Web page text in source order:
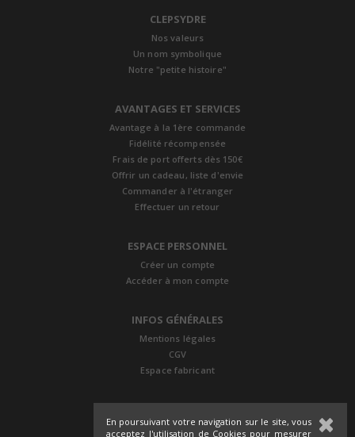
En poursuivant votre navigation sur le site, vous
acceptez l'utilisation de Cookies pour mesurer
CLEPSYDRE
Nos valeurs
Un nom symbolique
Notre "petite histoire"
AVANTAGES ET SERVICES
Avantage à la 1ère commande
Fidélité récompensée
Frais de port offerts dès 150€
Offrir un cadeau, liste d'envie
Commander à l'étranger
Effectuer un retour
ESPACE PERSONNEL
Créer un compte
Accéder à mon compte
INFOS GÉNÉRALES
Mentions légales
CGV
Espace fabricant